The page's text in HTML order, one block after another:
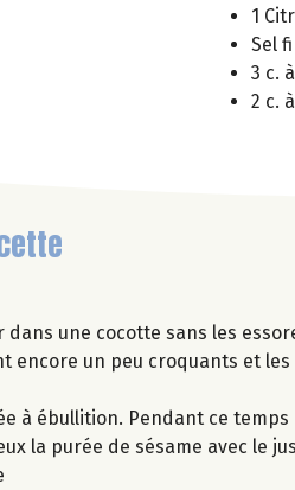
1
Sel
3 c.
2 c.
une cocotte sans les
encore un peu croquants et
à ébullition. Pendant ce
la purée de sésame avec le